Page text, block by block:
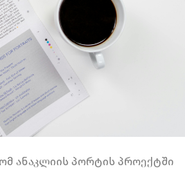
ანაკლიის პორტის პროექტში